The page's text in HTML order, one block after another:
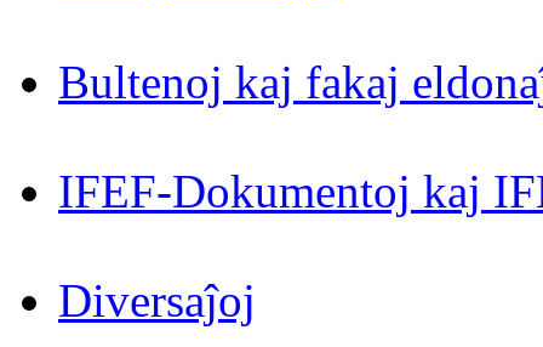
Bultenoj kaj fakaj
IFEF-Dokumentoj kaj
Diversaĵoj